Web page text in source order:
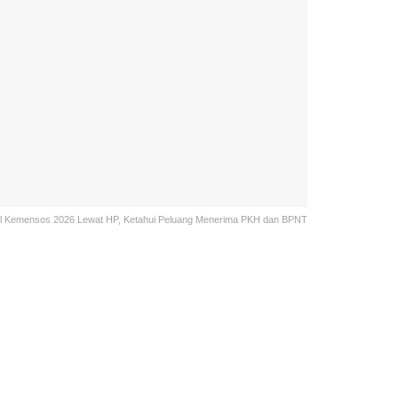
Kemensos 2026 Lewat HP, Ketahui Peluang Menerima PKH dan BPNT